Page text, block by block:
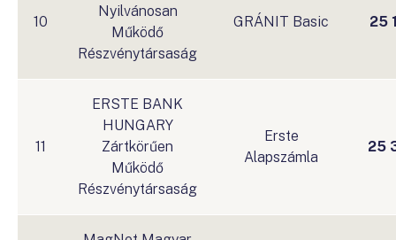
10
Nyilvánosan
Működő
Részvénytársaság
GRÁNIT Basic 25
11
ERSTE BANK
HUNGARY
Zártkörűen
Működő
Részvénytársaság
Erste
Alapszámla
25